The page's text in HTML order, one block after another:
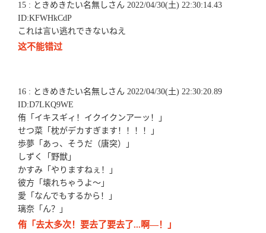
15 : ときめきたい名無しさん 2022/04/30(土) 22:30:14.43
ID:KFWHkCdP
これは言い逃れできないねえ
这不能错过
16 : ときめきたい名無しさん 2022/04/30(土) 22:30:20.89
ID:D7LKQ9WE
侑「イキスギィ！イクイクンアーッ！」
せつ菜「枕がデカすぎます！！！！」
歩夢「あっ、そうだ（唐突）」
しずく「野獣」
かすみ「やりますねぇ！」
彼方「壊れちゃうよ～」
愛「なんでもするから！」
璃奈「ん？」
侑「去太多次！要去了要去了...啊—！」